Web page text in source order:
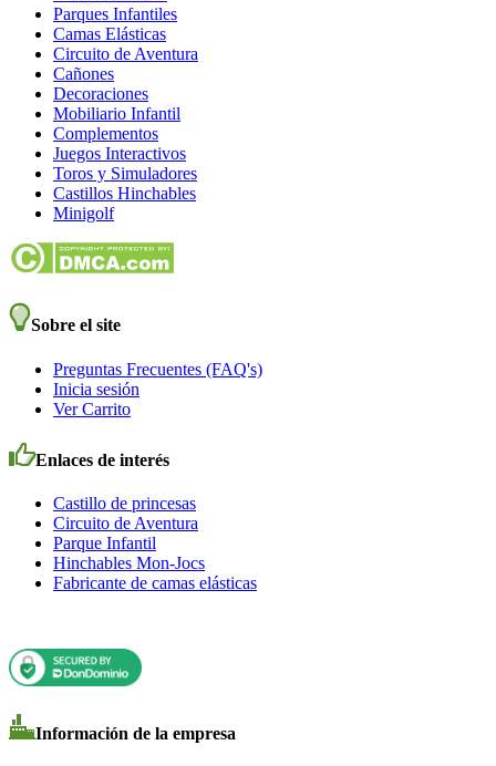
Parques Infantiles
Camas Elásticas
Circuito de Aventura
Cañones
Decoraciones
Mobiliario Infantil
Complementos
Juegos Interactivos
Toros y Simuladores
Castillos Hinchables
Minigolf
Sobre el site
Preguntas Frecuentes (FAQ's)
Inicia sesión
Ver Carrito
Enlaces de interés
Castillo de princesas
Circuito de Aventura
Parque Infantil
Hinchables Mon-Jocs
Fabricante de camas elásticas
Información de la empresa